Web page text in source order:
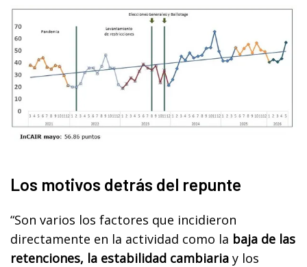
Los motivos detrás del repunte
“Son varios los factores que incidieron
directamente en la actividad como la baja de las
retenciones, la estabilidad cambiaria y los